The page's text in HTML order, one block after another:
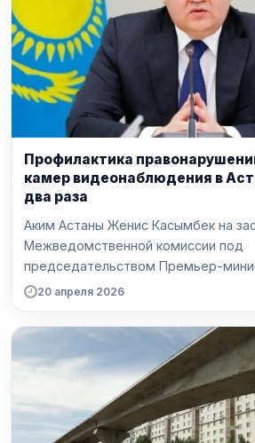
Профилактика
камер видеонаблюдения в
два раза
Аким Астаны Женис Касымбек на
Межведомственной комиссии под
председательством Премьер-
20 апреля 2026